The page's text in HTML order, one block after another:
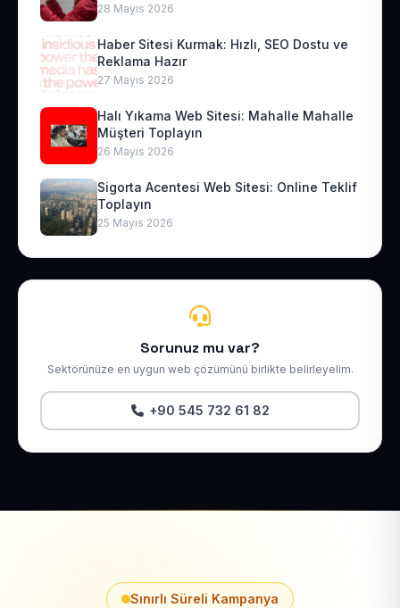
28 Mayıs 2026
Haber Sitesi Kurmak: Hızlı, SEO Dostu ve
Reklama Hazır
27 Mayıs 2026
Halı Yıkama Web Sitesi: Mahalle Mahalle
Müşteri Toplayın
26 Mayıs 2026
Sigorta Acentesi Web Sitesi: Online Teklif
Toplayın
25 Mayıs 2026
Sorunuz mu var?
Sektörünüze en uygun web çözümünü birlikte belirleyelim.
+90 545 732 61 82
Sınırlı Süreli Kampanya